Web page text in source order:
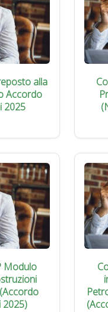
alla
Accordo
2025
Modulo
2025)